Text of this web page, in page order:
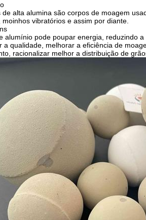
de alta alumina são corpos de moagem
moinhos vibratórios e assim por diante.
alumínio pode poupar energia, reduzindo
a qualidade, melhorar a eficiência de
racionalizar melhor a distribuição de